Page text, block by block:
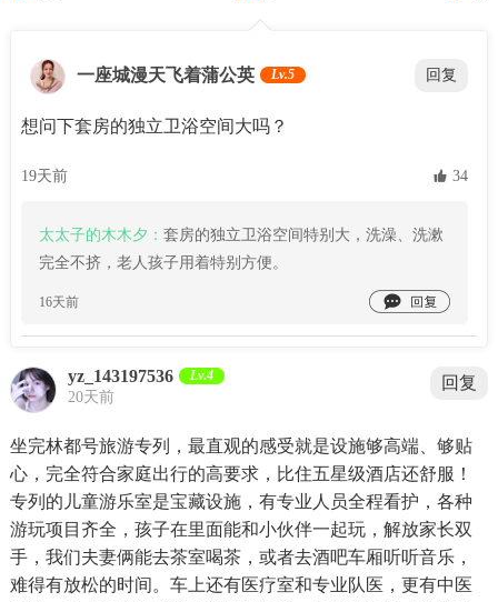
一座城漫天飞着蒲公英 Lv.5 回复
想问下套房的独立卫浴空间大吗？
19天前  34
太太子的木木夕： 套房的独立卫浴空间特别大，洗澡、洗漱
完全不挤，老人孩子用着特别方便。
16天前 
yz_143197536 Lv.4
20天前
回复
坐完林都号旅游专列，最直观的感受就是设施够高端、够贴
心，完全符合家庭出行的高要求，比住五星级酒店还舒服！
专列的儿童游乐室是宝藏设施，有专业人员全程看护，各种
游玩项目齐全，孩子在里面能和小伙伴一起玩，解放家长双
手，我们夫妻俩能去茶室喝茶，或者去酒吧车厢听听音乐，
难得有放松的时间。车上还有医疗室和专业队医，更有中医